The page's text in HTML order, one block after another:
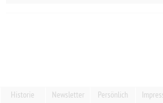
Historie Newsletter Persönlich